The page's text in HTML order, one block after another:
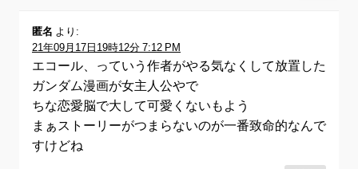
匿名 より:
21年09月17日19時12分 7:12 PM
エコール、っていう作者がやる気なくして放置した
ガンダム漫画が女主人公やで
ちな恋愛脳で大して可愛くないもよう
まぁストーリーがつまらないのが一番致命的なんで
すけどね